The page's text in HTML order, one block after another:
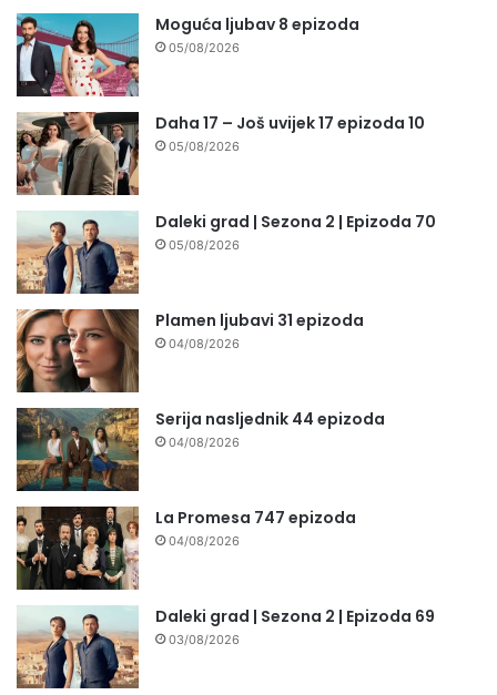
Moguća ljubav 8 epizoda
05/08/2026
Daha 17 – Još uvijek 17 epizoda 10
05/08/2026
Daleki grad | Sezona 2 | Epizoda 70
05/08/2026
Plamen ljubavi 31 epizoda
04/08/2026
Serija nasljednik 44 epizoda
04/08/2026
La Promesa 747 epizoda
04/08/2026
Daleki grad | Sezona 2 | Epizoda 69
03/08/2026